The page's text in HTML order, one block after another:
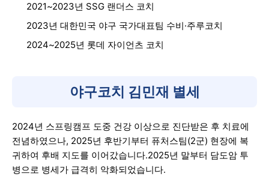
2021~2023년 SSG 랜더스 코치
2023년 대한민국 야구 국가대표팀 수비·주루코치
2024~2025년 롯데 자이언츠 코치
야구코치 김민재 별세
2024년 스프링캠프 도중 건강 이상으로 진단받은 후 치료에
전념하였으나, 2025년 후반기부터 퓨처스팀(2군) 현장에 복
귀하여 후배 지도를 이어갔습니다.2025년 말부터 담도암 투
병으로 병세가 급격히 악화되었습니다.